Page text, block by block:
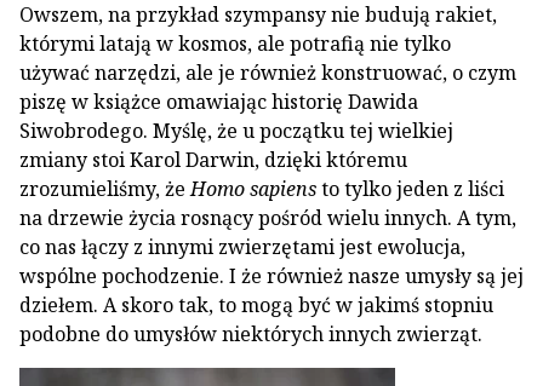
Owszem, na przykład szympansy nie budują rakiet,
którymi latają w kosmos, ale potrafią nie tylko
używać narzędzi, ale je również konstruować, o czym
piszę w książce omawiając historię Dawida
Siwobrodego. Myślę, że u początku tej wielkiej
zmiany stoi Karol Darwin, dzięki któremu
zrozumieliśmy, żeHomo sapiensto tylko jeden z liści
na drzewie życia rosnący pośród wielu innych. A tym,
co nas łączy z innymi zwierzętami jest ewolucja,
wspólne pochodzenie. I że również nasze umysły są jej
dziełem. A skoro tak, to mogą być w jakimś stopniu
podobne do umysłów niektórych innych zwierząt.